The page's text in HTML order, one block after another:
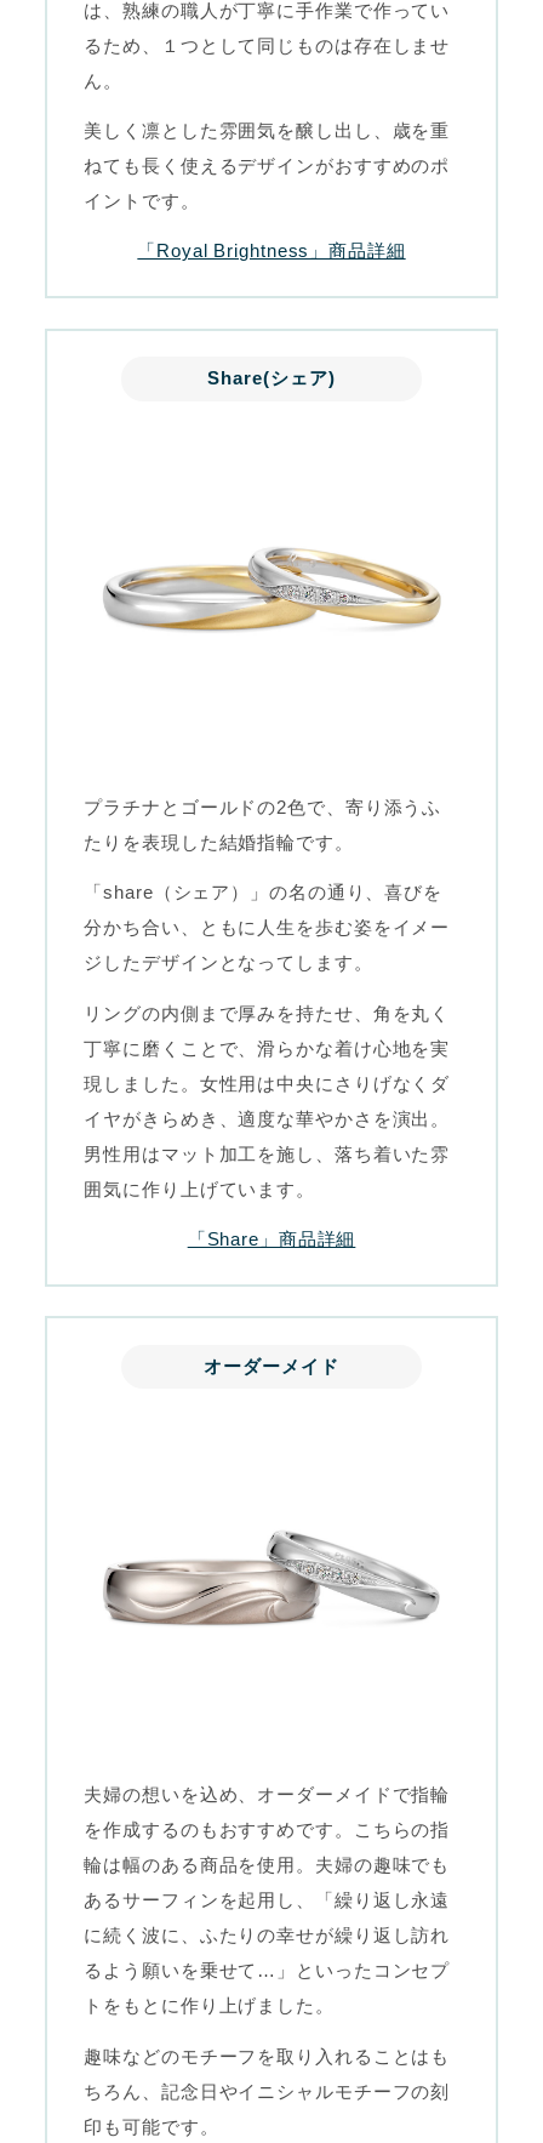
は、熟練の職人が丁寧に手作業で作ってい
るため、１つとして同じものは存在しませ
ん。
美しく凛とした雰囲気を醸し出し、歳を重
ねても長く使えるデザインがおすすめのポ
イントです。
「Royal Brightness」商品詳細
Share(シェア)
プラチナとゴールドの2色で、寄り添うふ
たりを表現した結婚指輪です。
「share（シェア）」の名の通り、喜びを
分かち合い、ともに人生を歩む姿をイメー
ジしたデザインとなってします。
リングの内側まで厚みを持たせ、角を丸く
丁寧に磨くことで、滑らかな着け心地を実
現しました。女性用は中央にさりげなくダ
イヤがきらめき、適度な華やかさを演出。
男性用はマット加工を施し、落ち着いた雰
囲気に作り上げています。
「Share」商品詳細
オーダーメイド
夫婦の想いを込め、オーダーメイドで指輪
を作成するのもおすすめです。こちらの指
輪は幅のある商品を使用。夫婦の趣味でも
あるサーフィンを起用し、「繰り返し永遠
に続く波に、ふたりの幸せが繰り返し訪れ
るよう願いを乗せて…」といったコンセプ
トをもとに作り上げました。
趣味などのモチーフを取り入れることはも
ちろん、記念日やイニシャルモチーフの刻
印も可能です。